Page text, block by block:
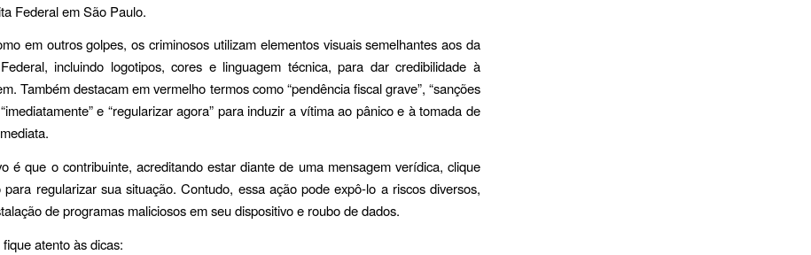
Federal em São Paulo.
em outros golpes, os criminosos utilizam elementos visuais semelhantes aos da
incluindo logotipos, cores e linguagem técnica, para dar credibilidade à
Também destacam em vermelho termos como “pendência fiscal grave”, “sanções
e “regularizar agora” para induzir a vítima ao pânico e à tomada de
é que o contribuinte, acreditando estar diante de uma mensagem verídica, clique
para regularizar sua situação. Contudo, essa ação pode expô-lo a riscos diversos,
de programas maliciosos em seu dispositivo e roubo de dados.
atento às dicas: